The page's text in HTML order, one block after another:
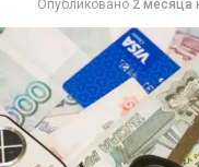
Опубликовано 2 месяца